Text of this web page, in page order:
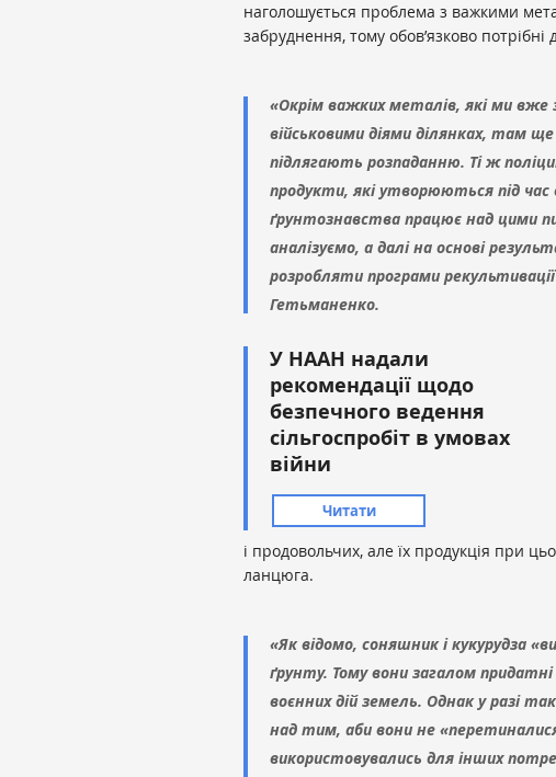
наголошується проблема з важкими
забруднення, тому обов’язково потрібні
«Окрім важких металів, які ми
військовими діями ділянках, там
підлягають розпаданню. Ті ж
продукти, які утворюються під
ґрунтознавства працює над цими
аналізуємо, а далі на основі
розробляти програми
Гетьманенко.
У НААН надали
рекомендації щодо
безпечного ведення
сільгоспробіт в умовах
війни
Читати
і продовольчих, але їх продукція при
ланцюга.
«Як відомо, соняшник і кукурудза
ґрунту. Тому вони загалом придатні
воєнних дій земель. Однак у разі
над тим, аби вони не
використовувались для інших